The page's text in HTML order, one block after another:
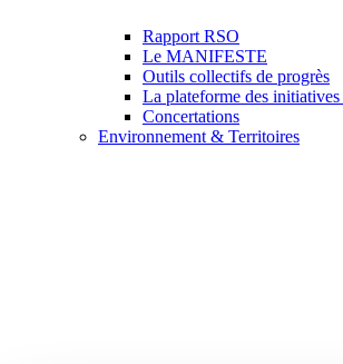
Rapport RSO
Le MANIFESTE
Outils collectifs de progrès
La plateforme des initiatives
Concertations
Environnement & Territoires